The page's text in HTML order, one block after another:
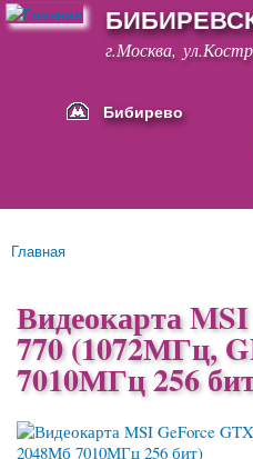
Перейти к
основному
г.Москва,
Бибирево
Основные ссылки
Вы здесь
Главная
Видеокарта
770 (1072МГц,
7010МГц 256